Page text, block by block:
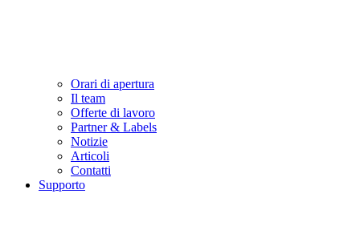
Orari di apertura
Il team
Offerte di lavoro
Partner & Labels
Notizie
Articoli
Contatti
Supporto